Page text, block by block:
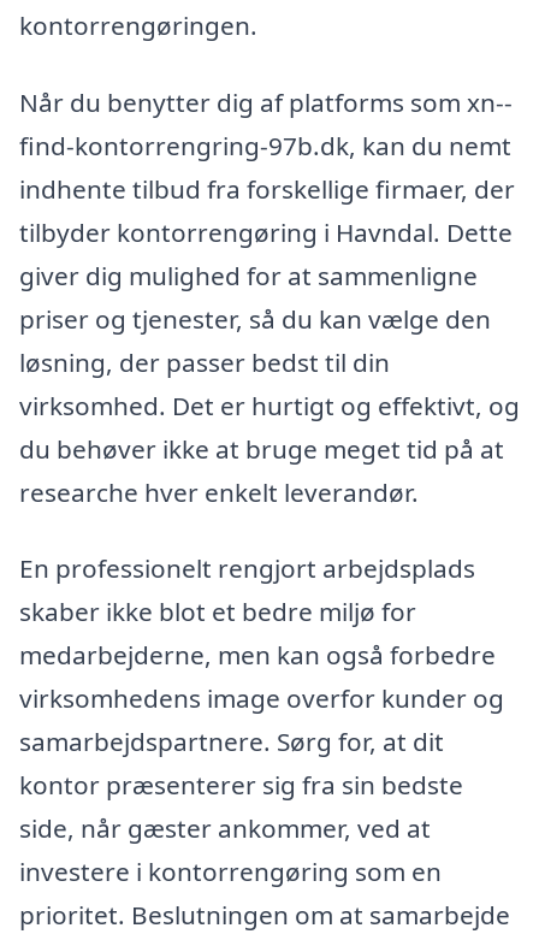
kontorrengøringen.
Når du benytter dig af platforms som xn--
find-kontorrengring-97b.dk, kan du nemt
indhente tilbud fra forskellige firmaer, der
tilbyder kontorrengøring i Havndal. Dette
giver dig mulighed for at sammenligne
priser og tjenester, så du kan vælge den
løsning, der passer bedst til din
virksomhed. Det er hurtigt og effektivt, og
du behøver ikke at bruge meget tid på at
researche hver enkelt leverandør.
En professionelt rengjort arbejdsplads
skaber ikke blot et bedre miljø for
medarbejderne, men kan også forbedre
virksomhedens image overfor kunder og
samarbejdspartnere. Sørg for, at dit
kontor præsenterer sig fra sin bedste
side, når gæster ankommer, ved at
investere i kontorrengøring som en
prioritet. Beslutningen om at samarbejde